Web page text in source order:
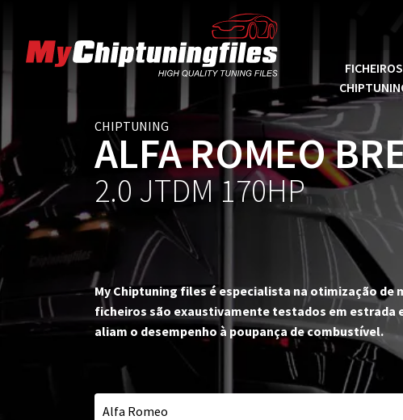
FICHEIROS
CHIPTUNING
ALFA ROMEO
2.0 JTDM 170HP
My Chiptuning files é especialista na otimização de
ficheiros são exaustivamente testados em estrada
aliam o desempenho à poupança de combustível.